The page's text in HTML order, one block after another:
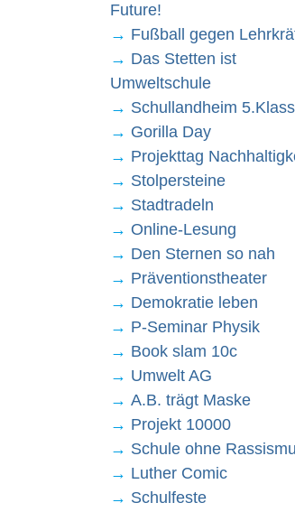
Future!
→ Fußball gegen
→ Das Stetten ist
Umweltschule
→ Schullandheim
→ Gorilla Day
→ Projekttag
→ Stolpersteine
→ Stadtradeln
→ Online-Lesung
→ Den Sternen so nah
→ Präventionstheater
→ Demokratie leben
→ P-Seminar Physik
→ Book slam 10c
→ Umwelt AG
→ A.B. trägt Maske
→ Projekt 10000
→ Schule ohne
→ Luther Comic
→ Schulfeste